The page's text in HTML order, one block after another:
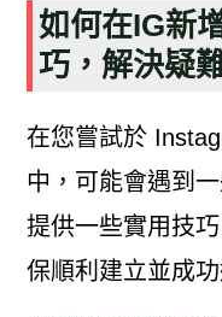
如何在IG新
巧，解決疑
在您嘗試於
中，可能會遇到
提供一些實用技
保順利建立並成